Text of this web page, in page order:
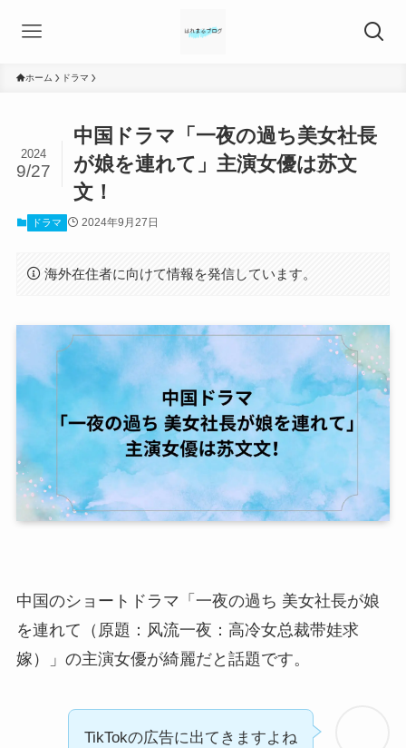
ホーム ドラマ
中国ドラマ「一夜の過ち美女社長
が娘を連れて」主演女優は苏文
文！
2024
9/27
ドラマ 2024年9月27日
海外在住者に向けて情報を発信しています。
中国のショートドラマ「一夜の過ち 美女社長が娘
を連れて（原題：风流一夜：高冷女总裁带娃求
嫁）」の主演女優が綺麗だと話題です。
TikTokの広告に出てきますよね